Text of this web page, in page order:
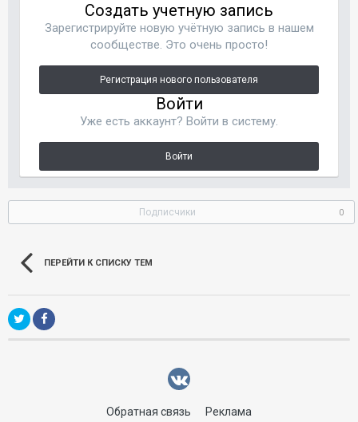
Создать учетную запись
Зарегистрируйте новую учётную запись в нашем
сообществе. Это очень просто!
Регистрация нового пользователя
Войти
Уже есть аккаунт? Войти в систему.
Войти
Подписчики 0
ПЕРЕЙТИ К СПИСКУ ТЕМ
Обратная связь Реклама